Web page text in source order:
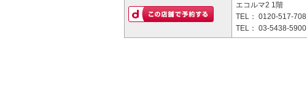
エコルマ2 1階
TEL： 0120-517-708
TEL： 03-5438-5900